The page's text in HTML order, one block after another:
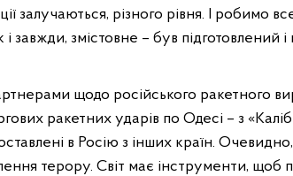
залучаються, різного рівня. І робимо
змістовне – був підготовлений і
щодо російського ракетного
ракетних ударів по Одесі – з
в Росію з інших країн.
терору. Світ має інструменти, щоб